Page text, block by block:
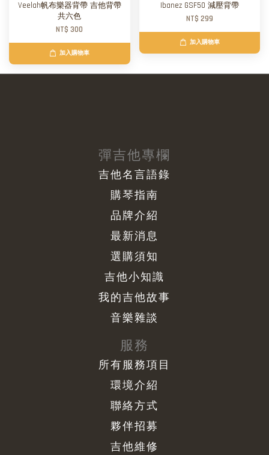
Veelah帆布樂器背帶 吉他背帶
共六色
NT$ 300
加入購物車
Ibanez GSF50 減壓背帶
NT$ 299
加入購物車
彈吉他專欄
吉他名言語錄
購琴指南
品牌介紹
最新消息
選購須知
吉他小知識
我的吉他故事
音樂雜談
服務
所有服務項目
環境介紹
聯絡方式
夥伴招募
吉他維修